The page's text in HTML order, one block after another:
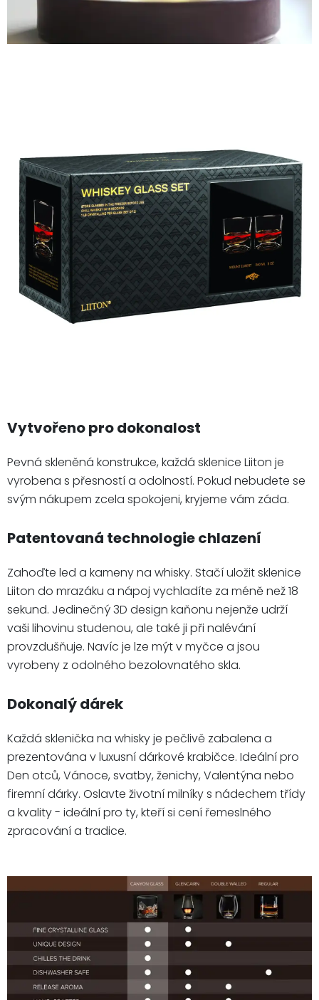
Vytvořeno pro dokonalost
Pevná skleněná konstrukce, každá sklenice Liiton je
vyrobena s přesností a odolností. Pokud nebudete se
svým nákupem zcela spokojeni, kryjeme vám záda.
Patentovaná technologie chlazení
Zahoďte led a kameny na whisky. Stačí uložit sklenice
Liiton do mrazáku a nápoj vychladíte za méně než 18
sekund. Jedinečný 3D design kaňonu nejenže udrží
vaši lihovinu studenou, ale také ji při nalévání
provzdušňuje. Navíc je lze mýt v myčce a jsou
vyrobeny z odolného bezolovnatého skla.
Dokonalý dárek
Každá sklenička na whisky je pečlivě zabalena a
prezentována v luxusní dárkové krabičce. Ideální pro
Den otců, Vánoce, svatby, ženichy, Valentýna nebo
firemní dárky. Oslavte životní milníky s nádechem třídy
a kvality - ideální pro ty, kteří si cení řemeslného
zpracování a tradice.